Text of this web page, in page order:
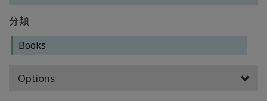
戶
BOOKS
CLASSES
分類
Books
Options